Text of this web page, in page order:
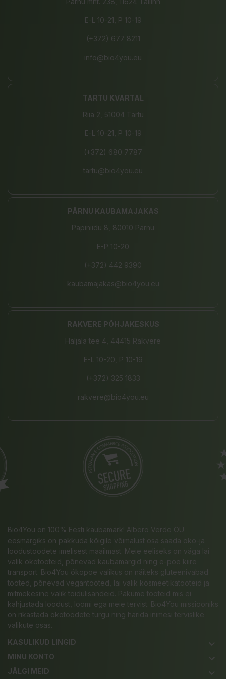
E-L 10-21, P 10-19
(+372) 677 8211
info@bio4you.eu
TARTU KVARTAL
Riia 2, 51004 Tartu
E-L 10-21, P 10-19
(+372) 680 7787
tartu@bio4you.eu
PÄRNU KAUBAMAJAKAS
Papiniidu 8, 80010 Pärnu
E-P 10-20
(+372) 442 9390
kaubamajakas@bio4you.eu
RAKVERE PÕHJAKESKUS
Haljala tee 4, 44415 Rakvere
E-L 10-20, P 10-19
(+372) 325 1833
rakvere@bio4you.eu
Bio4You on 100% Eesti kaubamärk! Albero Verde OÜ
eesmärgiks on pakkuda kõigile võimalust osa saada öko-ja
loodustoodete imelisest maailmast. Meie eeliseks on väga lai
valik ökotooteid, põnevad kaubamärgid ning e-poe kiire
transport. Bio4You ökopoe valikus on näiteks gluteenivabad
tooted, põnevad vegantooted, lai valik kosmeetikatooteid ja
mitmekesine valik toidulisandeid. Pakume tooteid mis ei
kahjustada loodust, loomi ega meie tervist. Bio4You missiooniks
on rikastada ökotoodete turgu ning harida inimesi tervislike
valikute osas.
KASULIKUD LINGID
keyboard_arrow_down
MINU KONTO keyboard_arrow_down
JÄLGI MEID keyboard_arrow_down